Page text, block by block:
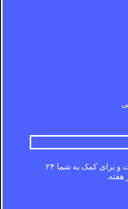
پشتیبانی ما در دسترس است و برای کمک به شما ۲۴
هفته.